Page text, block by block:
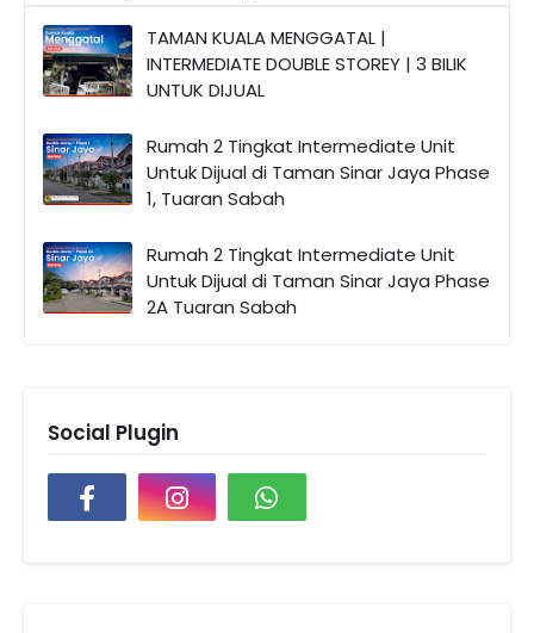
TAMAN KUALA MENGGATAL |
INTERMEDIATE DOUBLE STOREY | 3 BILIK
UNTUK DIJUAL
Rumah 2 Tingkat Intermediate Unit
Untuk Dijual di Taman Sinar Jaya Phase
1, Tuaran Sabah
Rumah 2 Tingkat Intermediate Unit
Untuk Dijual di Taman Sinar Jaya Phase
2A Tuaran Sabah
Social Plugin